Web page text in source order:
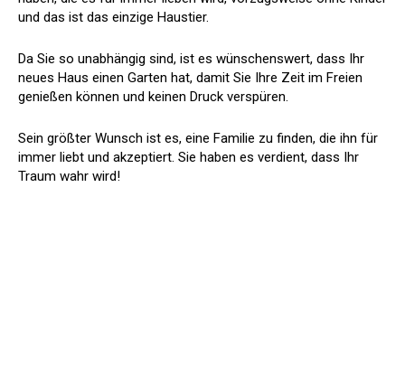
und das ist das einzige Haustier.
Da Sie so unabhängig sind, ist es wünschenswert, dass Ihr
neues Haus einen Garten hat, damit Sie Ihre Zeit im Freien
genießen können und keinen Druck verspüren.
Sein größter Wunsch ist es, eine Familie zu finden, die ihn für
immer liebt und akzeptiert. Sie haben es verdient, dass Ihr
Traum wahr wird!